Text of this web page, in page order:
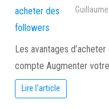
Guillaume
Les avantages
compte Augmenter
Lire l'article